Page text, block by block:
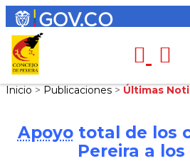
Inicio > Publicaciones > Últimas
Apoyototal de los
Pereira a